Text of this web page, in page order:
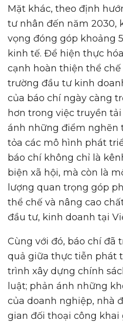
Mặt khác, theo định
tư nhân đến năm 2030,
vọng đóng góp khoảng
kinh tế. Để hiện thực
cạnh hoàn thiện thể chế
trường đầu tư kinh
của báo chí ngày càng
hơn trong việc truyền
ánh những điểm nghẽn
tỏa các mô hình phát
báo chí không chỉ là
biện xã hội, mà còn là
lượng quan trọng góp
thể chế và nâng cao
đầu tư, kinh doanh tại
Cùng với đó, báo chí đã
quả giữa thực tiễn phát
trình xây dựng chính
luật; phản ánh những
của doanh nghiệp, nhà
gian đối thoại công